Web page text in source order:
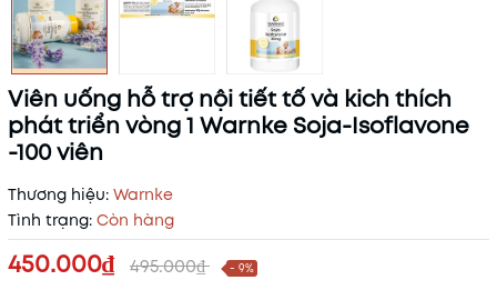
Viên uống hỗ trợ nội tiết tố và kich thích
phát triển vòng 1 Warnke Soja-Isoflavone
-100 viên
Thương hiệu: Warnke
Tình trạng: Còn hàng
450.000₫ 495.000₫ - 9%